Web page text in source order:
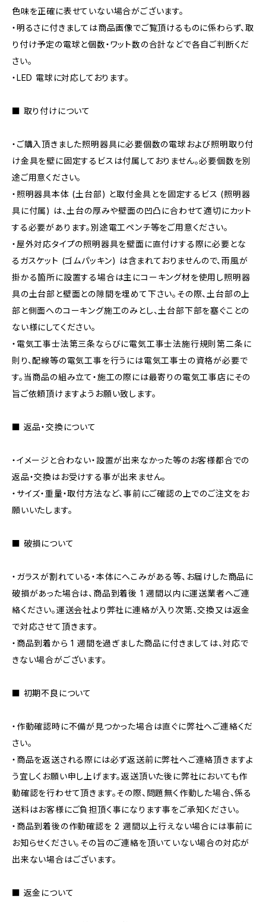
色味を正確に表せていない場合がございます。
・明るさに付きましては商品画像でご覧頂けるものに係わらず、取
り付け予定の電球と個数・ワット数の合計などで各自ご判断くだ
さい。
・LED 電球に対応しております。
■ 取り付けについて
・ご購入頂きました照明器具に必要個数の電球および照明取り付
け金具を壁に固定するビスは付属しておりません。必要個数を別
途ご用意ください。
・照明器具本体 (土台部) と取付金具とを固定するビス (照明器
具に付属) は、土台の厚みや壁面の凹凸に合わせて適切にカット
する必要があります。別途電工ペンチ等をご用意ください。
・屋外対応タイプの照明器具を壁面に直付けする際に必要とな
るガスケット (ゴムパッキン) は含まれておりませんので、雨風が
掛かる箇所に設置する場合は主にコーキング材を使用し照明器
具の土台部と壁面との隙間を埋めて下さい。その際、土台部の上
部と側面へのコーキング施工のみとし、土台部下部を塞ぐことの
ない様にしてください。
・電気工事士法第三条ならびに電気工事士法施行規則第二条に
則り、配線等の電気工事を行うには電気工事士の資格が必要で
す。当商品の組み立て・施工の際には最寄りの電気工事店にその
旨ご依頼頂けますようお願い致します。
■ 返品・交換について
・イメージと合わない・設置が出来なかった等のお客様都合での
返品・交換はお受けする事が出来ません。
・サイズ・重量・取付方法など、事前にご確認の上でのご注文をお
願いいたします。
■ 破損について
・ガラスが割れている・本体にへこみがある等、お届けした商品に
破損があった場合は、商品到着後 1 週間以内に運送業者へご連
絡ください。運送会社より弊社に連絡が入り次第、交換又は返金
で対応させて頂きます。
・商品到着から 1 週間を過ぎました商品に付きましては、対応で
きない場合がございます。
■ 初期不良について
・作動確認時に不備が見つかった場合は直ぐに弊社へご連絡くだ
さい。
・商品を返送される際には必ず返送前に弊社へご連絡頂きますよ
う宜しくお願い申し上げます。返送頂いた後に弊社においても作
動確認を行わせて頂きます。その際、問題無く作動した場合、係る
送料はお客様にご負担頂く事になります事をご承知ください。
・商品到着後の作動確認を 2 週間以上行えない場合には事前に
お知らせください。その旨のご連絡を頂いていない場合の対応が
出来ない場合はございます。
■ 返金について